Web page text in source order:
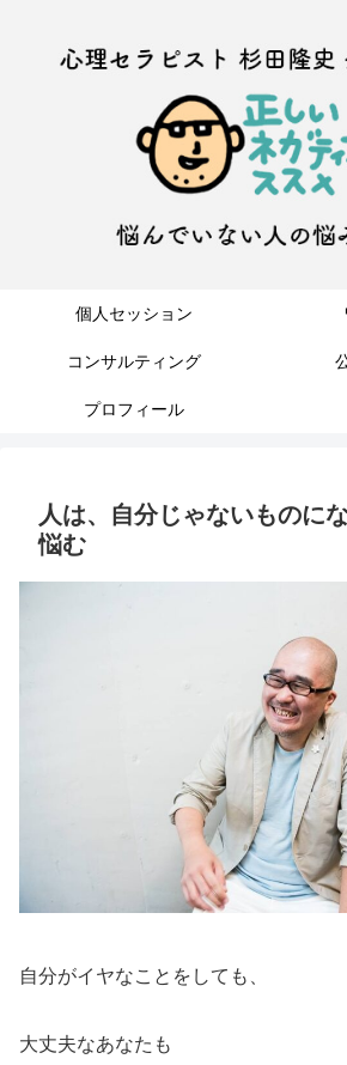
個人セッション
コンサルティング
プロフィール
人は、自分じゃないものに
悩む
自分がイヤなことをしても、
大丈夫なあなたも